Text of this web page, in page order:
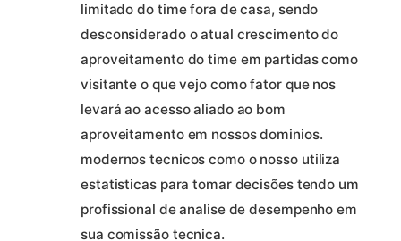
limitado do time fora de casa, sendo
desconsiderado o atual crescimento do
aproveitamento do time em partidas como
visitante o que vejo como fator que nos
levará ao acesso aliado ao bom
aproveitamento em nossos dominios.
modernos tecnicos como o nosso utiliza
estatisticas para tomar decisões tendo um
profissional de analise de desempenho em
sua comissão tecnica.